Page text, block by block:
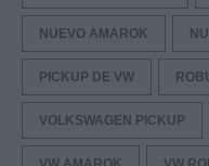
NUEVO AMAROK
PICKUP DE VW
VOLKSWAGEN PICKUP